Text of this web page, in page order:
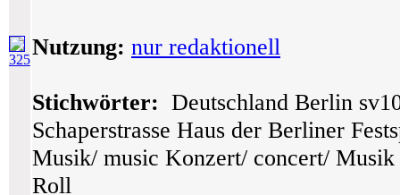
325Nutzung: nur redaktionell
Stichwörter: Deutschland Berlin
Schaperstrasse Haus der Berliner
Musik/ music Konzert/ concert/
Roll